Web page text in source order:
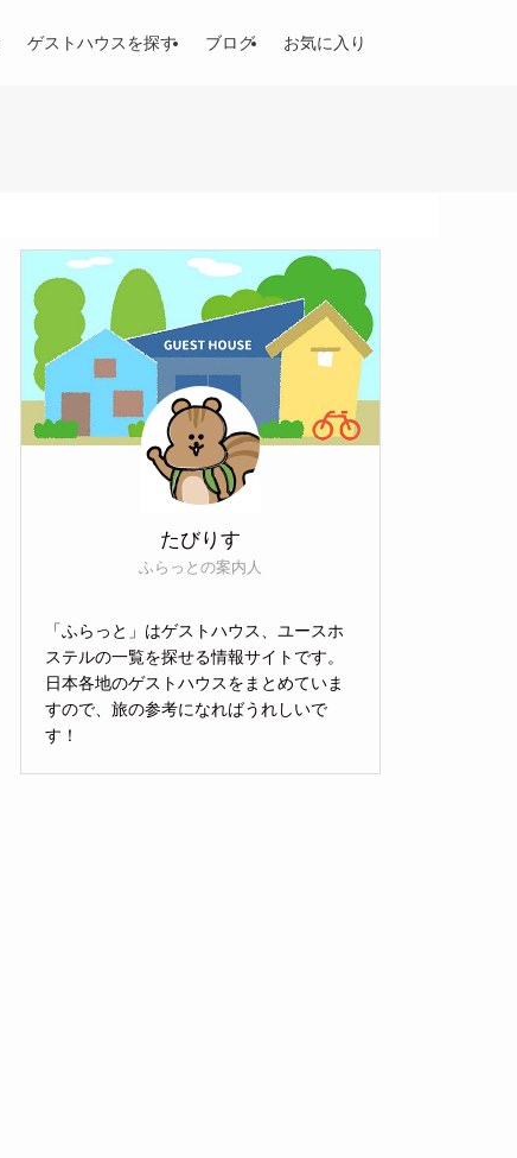
ゲストハウスを探す ブログ お気に入り
たびりす
ふらっとの案内人
「ふらっと」はゲストハウス、ユースホ
ステルの一覧を探せる情報サイトです。
日本各地のゲストハウスをまとめていま
すので、旅の参考になればうれしいで
す！